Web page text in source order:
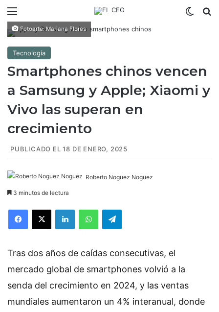
Fotoarte: Mariana Flores
Tecnología
Smartphones chinos vencen
a Samsung y Apple; Xiaomi y
Vivo las superan en
crecimiento
PUBLICADO EL 18 DE ENERO, 2025
Roberto Noguez Noguez
3 minutos de lectura
Tras dos años de caídas consecutivas, el
mercado global de smartphones volvió a la
senda del crecimiento en 2024, y las ventas
mundiales aumentaron un 4% interanual, donde